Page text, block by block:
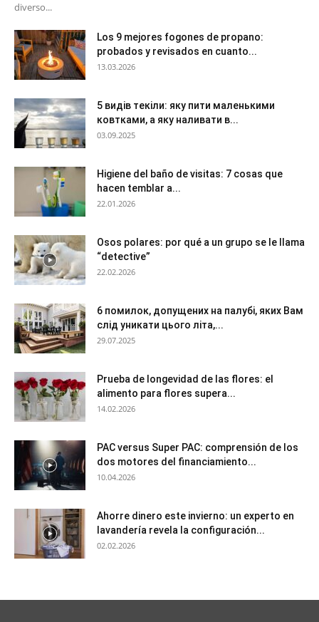
diverso...
Los 9 mejores fogones de propano:
probados y revisados en cuanto...
13.03.2026
5 видів текіли: яку пити маленькими
ковтками, а яку наливати в...
03.09.2025
Higiene del baño de visitas: 7 cosas que
hacen temblar a...
22.01.2026
Osos polares: por qué a un grupo se le llama
“detective”
22.02.2026
6 помилок, допущених на палубі, яких Вам
слід уникати цього літа,...
29.07.2025
Prueba de longevidad de las flores: el
alimento para flores supera...
14.02.2026
PAC versus Super PAC: comprensión de los
dos motores del financiamiento...
10.04.2026
Ahorre dinero este invierno: un experto en
lavandería revela la configuración...
02.02.2026